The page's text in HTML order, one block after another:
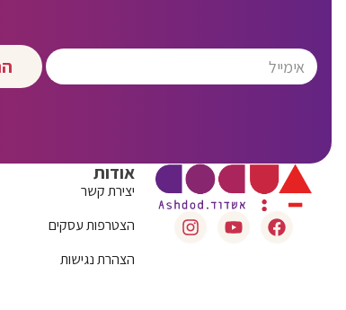
אודות
יצירת קשר
הצטרפות עסקים
הצהרת נגישות